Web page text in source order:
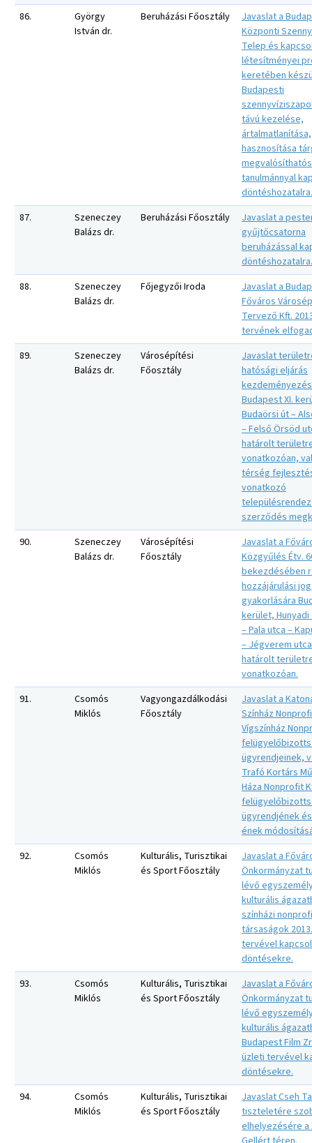
86.
György
István dr.
Beruházási Főosztály
Javaslat a
Központi
Telep és
létesítményei
keretében
Budapesti
távú kezelése,
ártalmatlanítása,
hasznosítása
tanulmánnyal
döntéshozatalra.
87.
Szeneczey
Balázs dr.
Beruházási Főosztály
Javaslat a
gyűjtőcsatorna
beruházással
döntéshozatalra.
88.
Szeneczey
Balázs dr.
Főjegyzői Iroda
Javaslat a
Főváros
Tervező Kft.
tervének
89.
Szeneczey
Balázs dr.
Városépítési
Főosztály
Javaslat
hatósági eljárás
Budapest XI.
Budaörsi út –
– Felső Örsöd
határolt
vonatkozóan,
térség
vonatkozó
szerződés
90.
Szeneczey
Balázs dr.
Városépítési
Főosztály
Javaslat a
Közgyűlés Étv.
bekezdésében
hozzájárulási
gyakorlására
kerület,
– Pala utca –
– Jégverem
határolt
vonatkozóan.
91.
Csomós
Miklós
Vagyongazdálkodási
Főosztály
Javaslat a
Színház
Vígszínház
ügyrendjeinek,
Trafó Kortárs
Háza Nonprofit
ügyrendjének
ének
92.
Csomós
Miklós
Kulturális, Turisztikai
és Sport Főosztály
Javaslat a
Önkormányzat
lévő
kulturális
színházi
társaságok
tervével
döntésekre.
93.
Csomós
Miklós
Kulturális, Turisztikai
és Sport Főosztály
Javaslat a
Önkormányzat
lévő
kulturális
Budapest Film
üzleti tervével
döntésekre.
94.
Csomós
Miklós
Kulturális, Turisztikai
és Sport Főosztály
Javaslat Cseh
tiszteletére
elhelyezésére a